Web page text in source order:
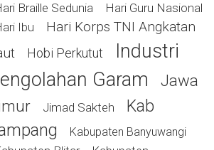
Braille Sedunia
Hari Guru Nasional
Ibu
Hari Korps TNI Angkatan
Hobi Perkutut
Industri
Garam
Jawa
Jimad Sakteh
Kab
Kabupaten Banyuwangi